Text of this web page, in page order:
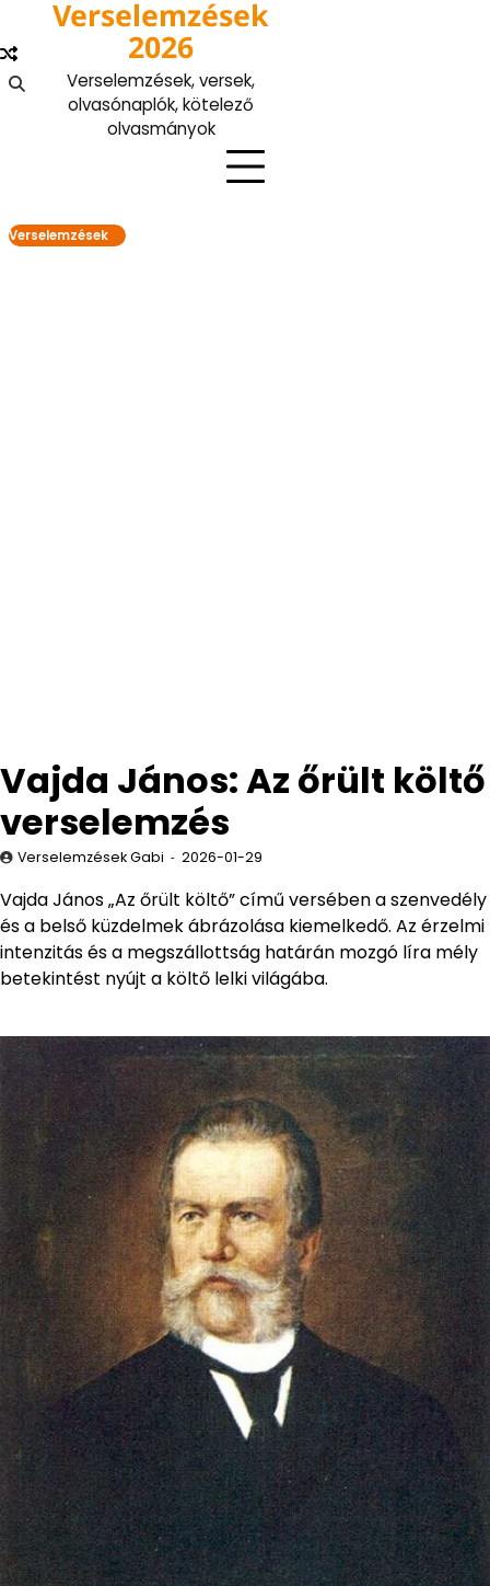
content
Verselemzések
2026
Verselemzések, versek,
olvasónaplók, kötelező
olvasmányok
Verselemzések
Vajda János: Az őrült költő
verselemzés
Verselemzések Gabi 2026-01-29
Vajda János „Az őrült költő” című versében a szenvedély
és a belső küzdelmek ábrázolása kiemelkedő. Az érzelmi
intenzitás és a megszállottság határán mozgó líra mély
betekintést nyújt a költő lelki világába.